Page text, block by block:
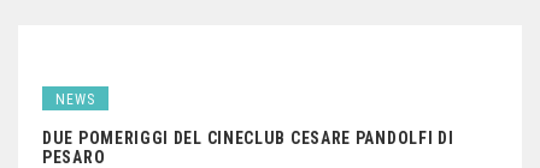
NEWS
DUE POMERIGGI DEL CINECLUB CESARE PANDOLFI DI
PESARO